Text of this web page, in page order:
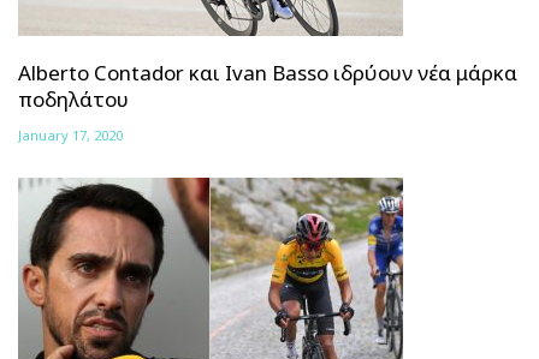
Alberto Contador και Ivan Basso ιδρύουν νέα μάρκα
ποδηλάτου
January 17, 2020